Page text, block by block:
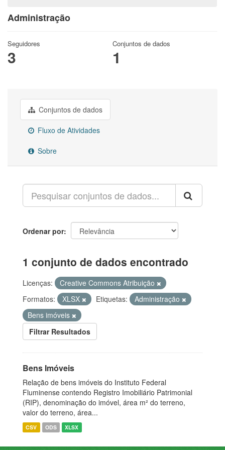
Administração
Seguidores
3
Conjuntos de dados
1
Conjuntos de dados
Fluxo de Atividades
Sobre
Ordenar por
1 conjunto de dados encontrado
Licenças:
Creative Commons Atribuição
Formatos:
XLSX Etiquetas:
Administração
Bens imóveis
Filtrar Resultados
Bens Imóveis
Relação de bens imóveis do Instituto Federal
Fluminense contendo Registro Imobiliário Patrimonial
(RIP), denominação do imóvel, área m² do terreno,
valor do terreno, área...
CSV ODS XLSX